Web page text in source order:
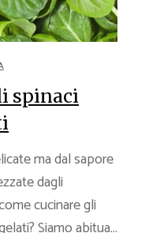
spinaci
ma dal sapore
dagli
cucinare gli